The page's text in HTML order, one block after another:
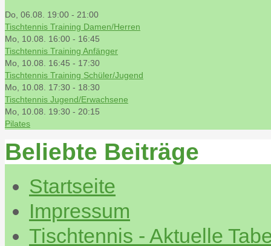
Do, 06.08. 19:00 - 21:00
Tischtennis Training Damen/Herren
Mo, 10.08. 16:00 - 16:45
Tischtennis Training Anfänger
Mo, 10.08. 16:45 - 17:30
Tischtennis Training Schüler/Jugend
Mo, 10.08. 17:30 - 18:30
Tischtennis Jugend/Erwachsene
Mo, 10.08. 19:30 - 20:15
Pilates
Beliebte Beiträge
Startseite
Impressum
Tischtennis - Aktuelle